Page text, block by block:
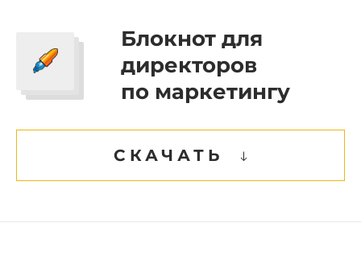
Блокнот для
директоров
по маркетингу
СКАЧАТЬ